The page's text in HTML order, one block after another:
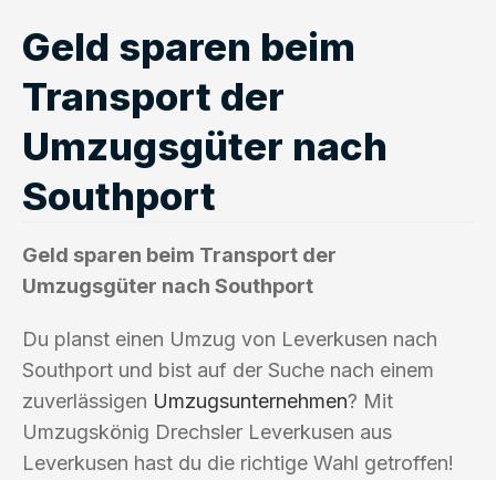
Geld sparen beim
Transport der
Umzugsgüter nach
Southport
Geld sparen beim Transport der
Umzugsgüter nach Southport
Du planst einen Umzug von Leverkusen nach
Southport und bist auf der Suche nach einem
zuverlässigen Umzugsunternehmen? Mit
Umzugskönig Drechsler Leverkusen aus
Leverkusen hast du die richtige Wahl getroffen!